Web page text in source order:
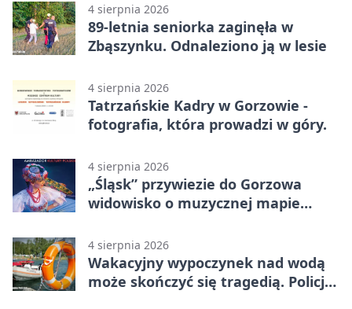
4 sierpnia 2026
89-letnia seniorka zaginęła w
Zbąszynku. Odnaleziono ją w lesie
4 sierpnia 2026
Tatrzańskie Kadry w Gorzowie -
fotografia, która prowadzi w góry.
4 sierpnia 2026
„Śląsk” przywiezie do Gorzowa
widowisko o muzycznej mapie
4 sierpnia 2026
Wakacyjny wypoczynek nad wodą
może skończyć się tragedią. Policja